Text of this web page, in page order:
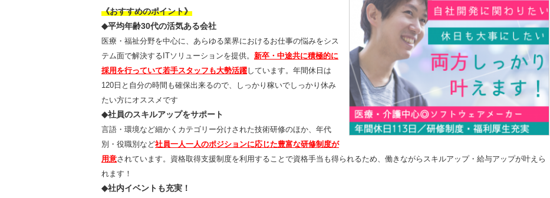
《おすすめのポイント》
◆平均年齢30代の活気ある会社
医療・福祉分野を中心に、あらゆる業界におけるお仕事の悩みをシス
テム面で解決するITソリューションを提供。 新卒・中途共に積極的に
採用を行っていて若手スタッフも大勢活躍しています。年間休日は
120日と自分の時間も確保出来るので、しっかり稼いでしっかり休み
たい方にオススメです
◆社員のスキルアップをサポート
言語・環境など細かくカテゴリー分けされた技術研修のほか、年代
別・役職別など社員一人一人のポジションに応じた豊富な研修制度が
用意されています。資格取得支援制度を利用することで資格手当も得られるため、働きながらスキルアップ・給与アップが叶えら
れます！
◆社内イベントも充実！